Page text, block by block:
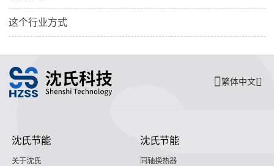
这个行业方式
繁体中文
沈氏节能
关于沈氏
沈氏节能
同轴换热器